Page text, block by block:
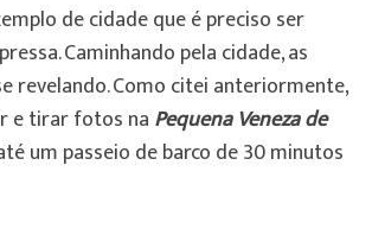
de cidade que é preciso ser
Caminhando pela cidade, as
revelando. Como citei anteriormente,
e tirar fotos na Pequena Veneza de
um passeio de barco de 30 minutos